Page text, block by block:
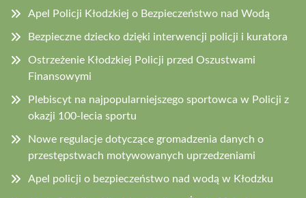
Apel Policji Kłodzkiej o Bezpieczeństwo nad Wodą
Bezpieczne dziecko dzięki interwencji policji i kuratora
Ostrzeżenie Kłodzkiej Policji przed Oszustwami
Finansowymi
Plebiscyt na najpopularniejszego sportowca w Policji z
okazji 100-lecia sportu
Nowe regulacje dotyczące gromadzenia danych o
przestępstwach motywowanych uprzedzeniami
Apel policji o bezpieczeństwo nad wodą w Kłodzku